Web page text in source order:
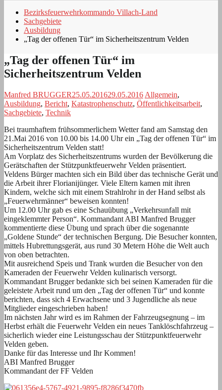
Bezirksfeuerwehrkommando Villach-Land
Sachgebiete
Ausbildung
„Tag der offenen Tür“ im Sicherheitszentrum Velden
„Tag der offenen Tür“ im
Sicherheitszentrum Velden
Manfred BRUGGER25.05.201629.05.2016 Allgemein,
Ausbildung, Bericht, Katastrophenschutz, Öffentlichkeitsarbeit,
Sachgebiete, Technik
Bei traumhaftem frühsommerlichem Wetter fand am Samstag den
21.Mai 2016 von 10.00 bis 14.00 Uhr ein „Tag der offenen Tür“ im
Sicherheitszentrum Velden statt!
Am Vorplatz des Sicherheitszentrums wurden der Bevölkerung die
Gerätschaften der Stützpunktfeuerwehr Velden präsentiert.
Veldens Bürger machten sich ein Bild über das technische Gerät und
die Arbeit ihrer Florianijünger. Viele Eltern kamen mit ihren
Kindern, welche sich mit einem Strahlrohr in der Hand selbst als
„Feuerwehrmänner“ beweisen konnten!
Um 12.00 Uhr gab es eine Schauübung „Verkehrsunfall mit
eingeklemmter Person“. Kommandant ABI Manfred Brugger
kommentierte diese Übung und sprach über die sogenannte
„Goldene Stunde“ der technischen Bergung. Die Besucher konnten,
mittels Hubrettungsgerät, aus rund 30 Metern Höhe die Welt auch
von oben betrachten.
Mit ausreichend Speis und Trank wurden die Besucher von den
Kameraden der Feuerwehr Velden kulinarisch versorgt.
Kommandant Brugger bedankte sich bei seinen Kameraden für die
geleistete Arbeit rund um den „Tag der offenen Tür“ und konnte
berichten, dass sich 4 Erwachsene und 3 Jugendliche als neue
Mitglieder eingeschrieben haben!
Im nächsten Jahr wird es im Rahmen der Fahrzeugsegnung – im
Herbst erhält die Feuerwehr Velden ein neues Tanklöschfahrzeug –
sicherlich wieder eine Leistungsschau der Stützpunktfeuerwehr
Velden geben.
Danke für das Interesse und Ihr Kommen!
ABI Manfred Brugger
Kommandant der FF Velden